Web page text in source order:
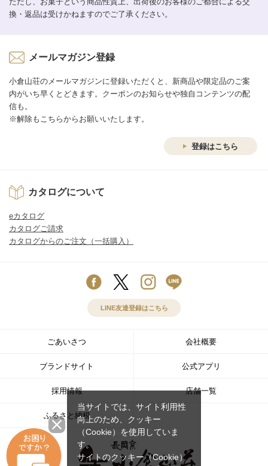
換・返品は受けかねますのでご了承ください。
メールマガジン登録
小倉山荘のメールマガジンに登録いただくと、新商品や限定品のご案
内がいち早くとどきます。クーポンのお知らせや独自コンテンツの配
信も。
※解除もこちらからお願いいたします。
登録はこちら
カタログについて
eカタログ
カタログご請求
カタログからのご注文（一括購入）
LINE友達登録はこちら
ごあいさつ 会社概要
ブランドサイト 公式アプリ
採用情報 店舗一覧
ふるさと納税
当サイトでは、サイト利用性
向上のため、クッキー
（Cookie）を使用していま
す。
サイトのクッキー（Cookie）